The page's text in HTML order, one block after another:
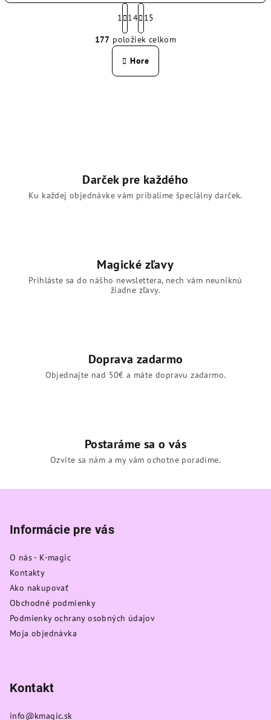
O
v
l
á
v
k
i
s
u
S
t
r
á
n
k
o
1 14
15
177 položiek celkom
Hore
Darček pre každého
Ku každej objednávke vám pribalíme špeciálny darček.
Magické zľavy
Prihláste sa do nášho newslettera, nech vám neuniknú
žiadne zľavy.
Doprava zadarmo
Objednajte nad 50€ a máte dopravu zadarmo.
Postaráme sa o vás
Ozvite sa nám a my vám ochotne poradíme.
Informácie pre vás
O nás - K-magic
Kontakty
Ako nakupovať
Obchodné podmienky
Podmienky ochrany osobných údajov
Moja objednávka
Kontakt
info@kmagic.sk